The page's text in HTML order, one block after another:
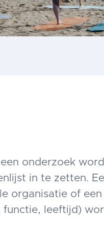
onderzoek
in te zetten.
organisatie of een
functie, leeftijd)